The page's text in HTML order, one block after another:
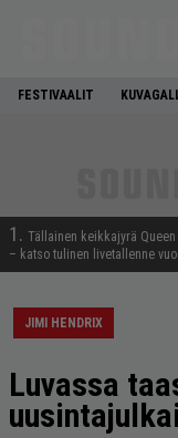
FESTIVAALIT
1. Tällainen keikkajyrä
– katso tulinen livetallenne
JIMI HENDRIX
Luvassa